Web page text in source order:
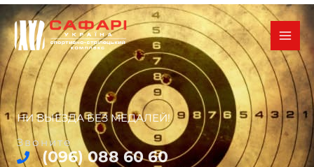
Перейти
к
содержимому
НИ ВЫЕЗДА БЕЗ МЕДАЛЕЙ!
Звоните
(096) 088 60 60